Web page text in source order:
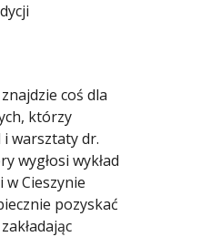
coś dla
którzy
warsztaty dr.
wygłosi wykład
w Cieszynie
pozyskać